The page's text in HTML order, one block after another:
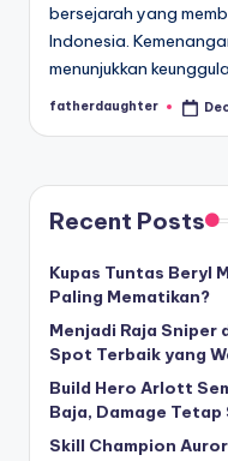
bersejarah yang
Indonesia.
menunjukkan
Posted
fatherdaughter
Recent Posts
Kupas Tuntas Beryl
Paling Mematikan?
Menjadi Raja Sniper
Spot Terbaik yang
Build Hero Arlott
Baja, Damage Tetap
Skill Champion